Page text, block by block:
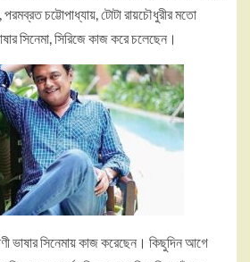
চট্টোপাধ্যায়, টোটা রায়চৌধুরীর মতো
সিনেমা, সিরিজে কাজ করে চলেছেন।
ভাষার সিনেমায় কাজ করেছেন। কিছুদিন আগে